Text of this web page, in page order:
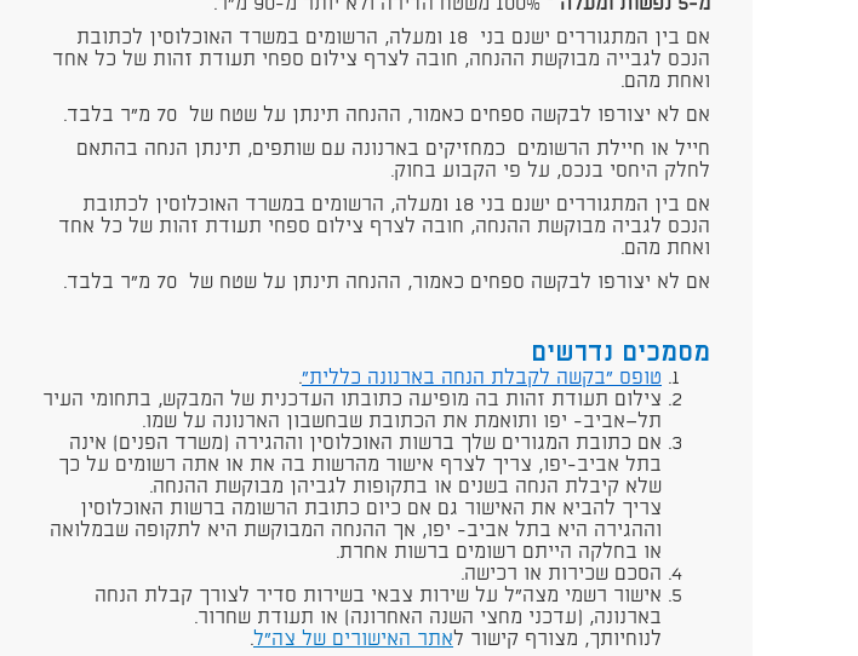
מ-5 נפשות ומעלה
– 100% משטח הדירה ולא יותר מ-90 מ"ר.
אם בין המתגוררים ישנם בני 18 ומעלה, הרשומים במשרד האוכלוסין לכתובת
הנכס לגבייה מבוקשת ההנחה, חובה לצרף צילום ספחי תעודת זהות של כל אחד
ואחת מהם.
אם לא יצורפו לבקשה ספחים כאמור, ההנחה תינתן על שטח של 70 מ"ר בלבד.
חייל או חיילת הרשומים כמחזיקים בארנונה עם שותפים, תינתן הנחה בהתאם
לחלק היחסי בנכס, על פי הקבוע בחוק.
אם בין המתגוררים ישנם בני 18 ומעלה, הרשומים במשרד האוכלוסין לכתובת
הנכס לגביה מבוקשת ההנחה, חובה לצרף צילום ספחי תעודת זהות של כל אחד
ואחת מהם.
אם לא יצורפו לבקשה ספחים כאמור, ההנחה תינתן על שטח של 70 מ"ר בלבד.
מסמכים נדרשים
טופס "בקשה לקבלת הנחה בארנונה כללית".
צילום תעודת זהות בה מופיעה כתובתו העדכנית של המבקש, בתחומי העיר
תל־אביב- יפו ותואמת את הכתובת שבחשבון הארנונה על שמו.
אם כתובת המגורים שלך ברשות האוכלוסין וההגירה (משרד הפנים) אינה
בתל אביב-יפו, צריך לצרף אישור מהרשות בה את או אתה רשומים על כך
שלא קיבלת הנחה בשנים או בתקופות לגביהן מבוקשת ההנחה.
צריך להביא את האישור גם אם כיום כתובת הרשומה ברשות האוכלוסין
וההגירה היא בתל אביב- יפו, אך ההנחה המבוקשת היא לתקופה שבמלואה
או בחלקה הייתם רשומים ברשות אחרת.
הסכם שכירות או רכישה.
אישור רשמי מצה"ל על שירות צבאי בשירות סדיר לצורך קבלת הנחה
בארנונה, (עדכני מחצי השנה האחרונה) או תעודת שחרור.
לנוחיותך, מצורף קישור לאתר האישורים של צה"ל.